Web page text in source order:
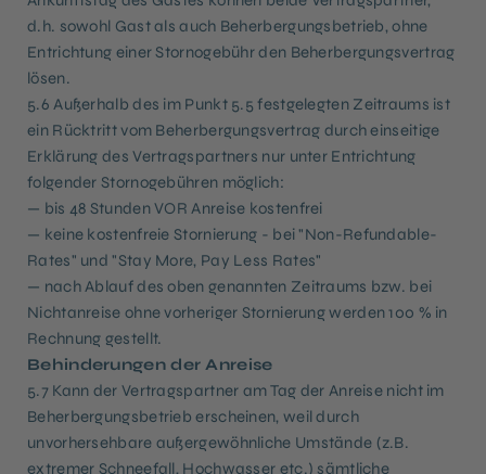
d.h. sowohl Gast als auch Beherbergungsbetrieb, ohne
Entrichtung einer Stornogebühr den Beherbergungsvertrag
lösen.
5.6 Außerhalb des im Punkt 5.5 festgelegten Zeitraums ist
ein Rücktritt vom Beherbergungsvertrag durch einseitige
Erklärung des Vertragspartners nur unter Entrichtung
folgender Stornogebühren möglich:
— bis 48 Stunden VOR Anreise kostenfrei
— keine kostenfreie Stornierung - bei "Non-Refundable-
Rates" und "Stay More, Pay Less Rates"
— nach Ablauf des oben genannten Zeitraums bzw. bei
Nichtanreise ohne vorheriger Stornierung werden 100 % in
Rechnung gestellt.
Behinderungen der Anreise
5.7 Kann der Vertragspartner am Tag der Anreise nicht im
Beherbergungsbetrieb erscheinen, weil durch
unvorhersehbare außergewöhnliche Umstände (z.B.
extremer Schneefall, Hochwasser etc.) sämtliche